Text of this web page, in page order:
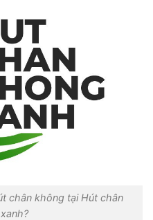
chân không tại Hút chân